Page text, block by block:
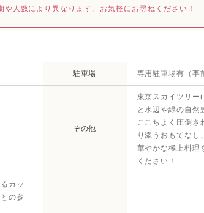
人数により異なります。お気軽にお尋ねください！
駐車場 専用駐車場有（事
その他
東京スカイツリー
と水辺や緑の自然
ここちよく圧倒さ
り添うおもてなし
華やかな極上料理
ください！
カッ
の参